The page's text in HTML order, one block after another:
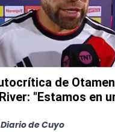
de
"Estamos en
de Cuyo